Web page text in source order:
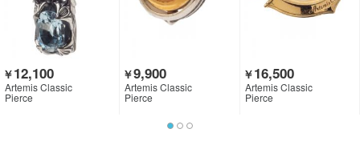
￥12,100
Artemis Classic
Pierce
￥9,900
Artemis Classic
Pierce
￥16,500
Artemis Classic
Pierce